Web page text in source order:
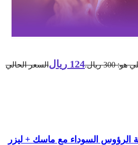
124 ريال السعر الحالي
السوداء مع ماسك + ليزر